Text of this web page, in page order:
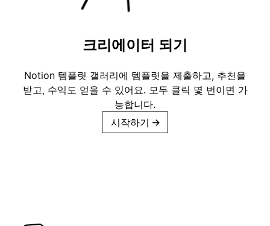
크리에이터 되기
Notion 템플릿 갤러리에 템플릿을 제출하고, 추천을
받고, 수익도 얻을 수 있어요. 모두 클릭 몇 번이면 가
능합니다.
시작하기 →